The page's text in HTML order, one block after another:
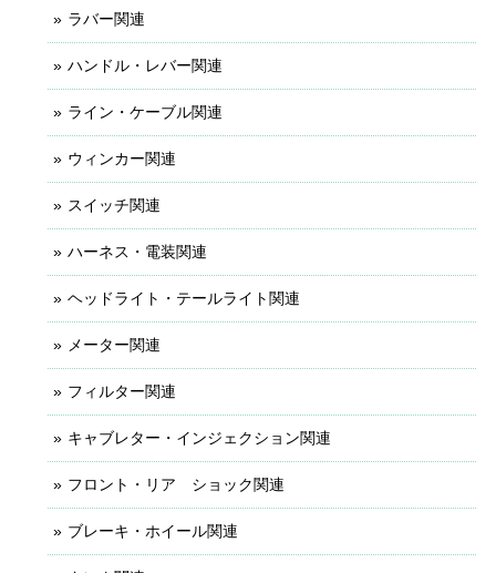
ラバー関連
ハンドル・レバー関連
ライン・ケーブル関連
ウィンカー関連
スイッチ関連
ハーネス・電装関連
ヘッドライト・テールライト関連
メーター関連
フィルター関連
キャブレター・インジェクション関連
フロント・リア ショック関連
ブレーキ・ホイール関連